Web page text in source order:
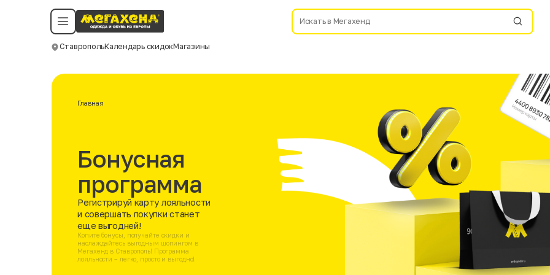
СтавропольКалендарь скидокМагазины
Политика конфиденциальности
©️ Мегахенд 2026. Все права защищены.
Смотреть все даты
Главная
Бонусная
программа
Регистрируй карту лояльности
и совершать покупки станет
еще выгодней!
Копите бонусы, получайте скидки и
наслаждайтесь выгодным шопингом в
Мегахенд в Ставрополь! Программа
лояльности – легко, просто и выгодно!